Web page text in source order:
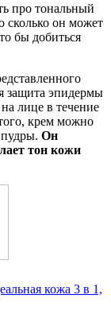
про тональный
он может
бы добиться
защита эпидермы
лице в течение
крем можно
Он
тон кожи
кожа 3 в 1,